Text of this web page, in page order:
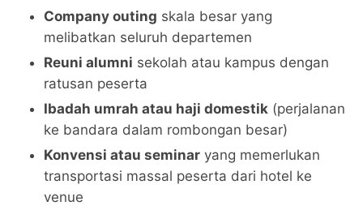
Company outing skala besar yang
melibatkan seluruh departemen
Reuni alumni sekolah atau kampus dengan
ratusan peserta
Ibadah umrah atau haji domestik (perjalanan
ke bandara dalam rombongan besar)
Konvensi atau seminar yang memerlukan
transportasi massal peserta dari hotel ke
venue